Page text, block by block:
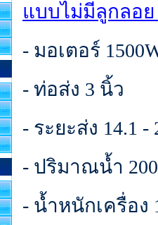
แบบไม่มีลูกลอย
- มอเตอร์
- ท่อส่ง 3 นิ้ว
- ระยะส่ง 14.1 -
- ปริมาณน้ำ
- น้ำหนักเครื่อง